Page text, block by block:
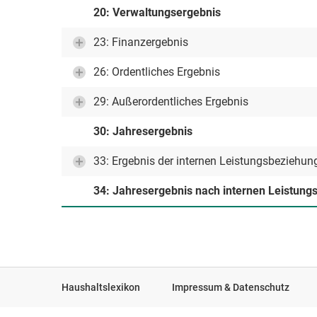
20: Verwaltungsergebnis
23: Finanzergebnis
26: Ordentliches Ergebnis
29: Außerordentliches Ergebnis
30: Jahresergebnis
33: Ergebnis der internen
34: Jahresergebnis nach internen
Haushaltslexikon Impressum & Datenschutz